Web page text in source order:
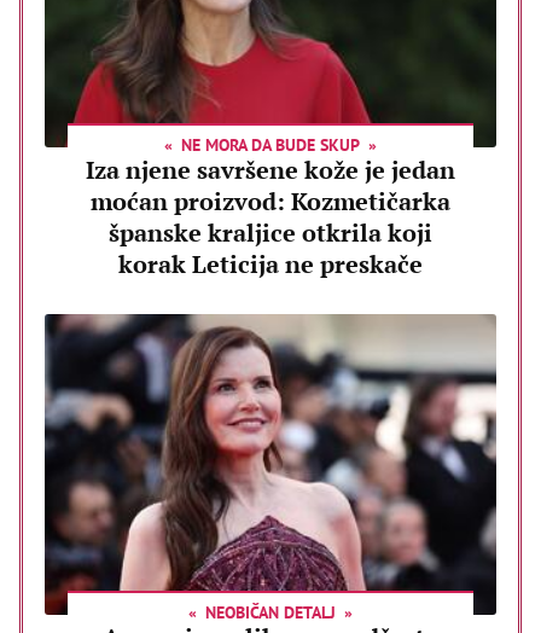
NE MORA DA BUDE SKUP
Iza njene savršene kože je jedan
moćan proizvod: Kozmetičarka
španske kraljice otkrila koji
korak Leticija ne preskače
NEOBIČAN DETALJ